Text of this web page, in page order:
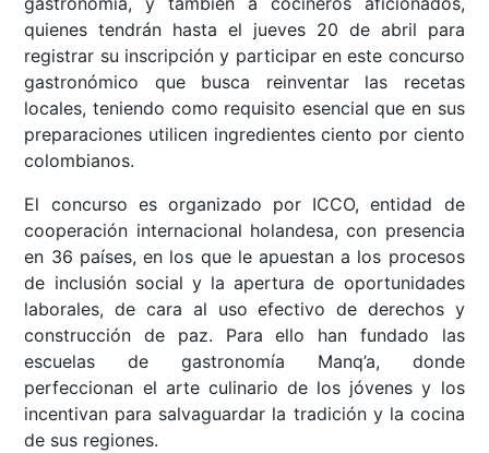
quienes tendrán hasta el jueves 20 de abril para
registrar su inscripción y participar en este concurso
gastronómico que busca reinventar las recetas
locales, teniendo como requisito esencial que en sus
preparaciones utilicen ingredientes ciento por ciento
colombianos.
El concurso es organizado por ICCO, entidad de
cooperación internacional holandesa, con presencia
en 36 países, en los que le apuestan a los procesos
de inclusión social y la apertura de oportunidades
laborales, de cara al uso efectivo de derechos y
construcción de paz. Para ello han fundado las
escuelas de gastronomía Manq’a, donde
perfeccionan el arte culinario de los jóvenes y los
incentivan para salvaguardar la tradición y la cocina
de sus regiones.